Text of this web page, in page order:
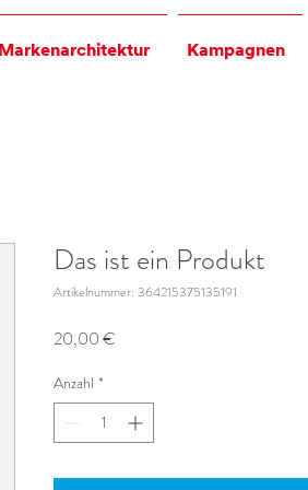
Markenarchitektur Kampagnen
Das ist ein Produkt
Artikelnummer: 364215375135191
20,00 €
Anzahl *